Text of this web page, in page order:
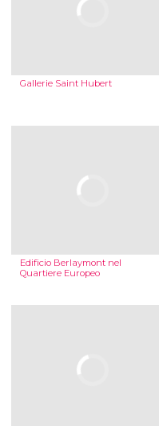
Gallerie Saint Hubert
Edificio Berlaymont nel
Quartiere Europeo